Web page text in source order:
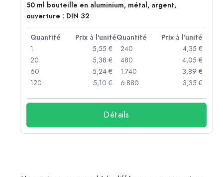
50 ml bouteille en aluminium, métal, argent,
ouverture : DIN 32
Quantité Prix à l'unitéQuantité
Prix à l'unité
1
5,55 €
20
5,38 €
60
5,24 €
120
5,10 €
240
4,35 €
480
4,05 €
1.740
3,89 €
6.880
3,35 €
Détails